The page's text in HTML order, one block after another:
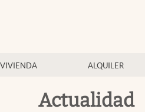
VIVIENDA ALQUILER
Actualidad